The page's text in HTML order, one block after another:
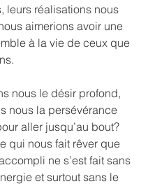
leurs réalisations nous
aimerions avoir une
à la vie de ceux que
nous le désir profond,
nous la persévérance
aller jusqu’au bout?
qui nous fait rêver que
ne s’est fait sans
et surtout sans le